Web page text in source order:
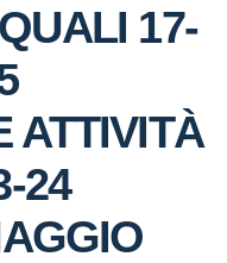
17-
ATTIVITÀ
24